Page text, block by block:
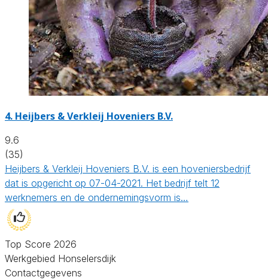
4. Heijbers & Verkleij Hoveniers B.V.
9.6
(35)
Heijbers & Verkleij Hoveniers B.V. is een hoveniersbedrijf
dat is opgericht op 07-04-2021. Het bedrijf telt 12
werknemers en de ondernemingsvorm is…
Top Score 2026
Werkgebied Honselersdijk
Contactgegevens